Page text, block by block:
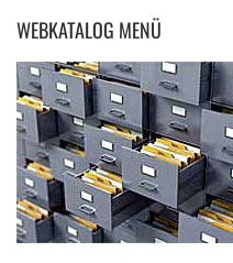
WEBKATALOG MENÜ